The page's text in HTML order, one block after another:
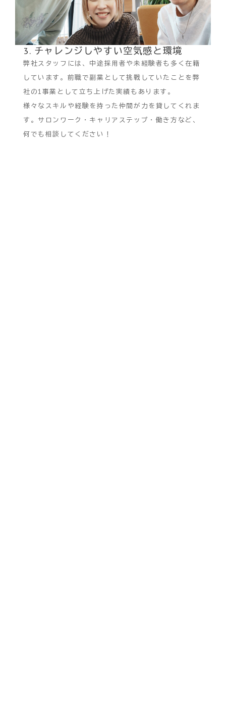
3. チャレンジしやすい空気感と環境
弊社スタッフには、中途採用者や未経験者も多く在籍
しています。前職で副業として挑戦していたことを弊
社の1事業として立ち上げた実績もあります。
様々なスキルや経験を持った仲間が力を貸してくれま
す。サロンワーク・キャリアステップ・働き方など、
何でも相談してください！